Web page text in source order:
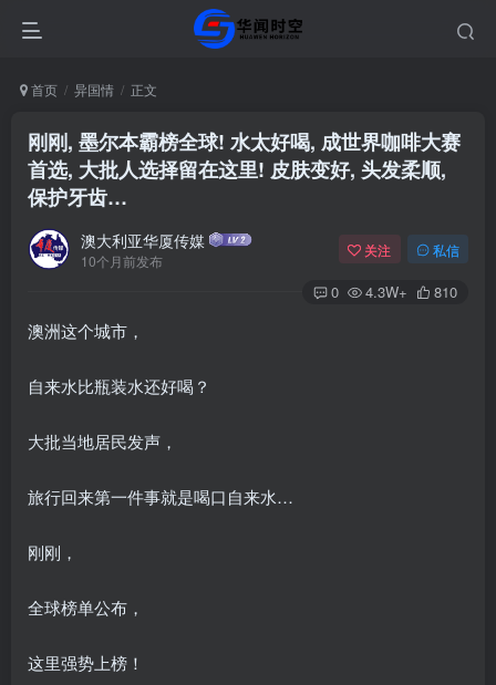
首页 异国情 正文
刚刚, 墨尔本霸榜全球! 水太好喝, 成世界咖啡大赛
首选, 大批人选择留在这里! 皮肤变好, 头发柔顺,
保护牙齿…
澳大利亚华厦传媒
10个月前发布
关注 私信
0 4.3W+ 810
澳洲这个城市，
自来水比瓶装水还好喝？
大批当地居民发声，
旅行回来第一件事就是喝口自来水…
刚刚，
全球榜单公布，
这里强势上榜！